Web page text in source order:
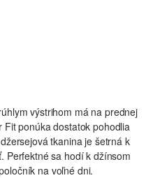
výstrihom má na prednej
ponúka dostatok pohodlia
tkanina je šetrná k
Perfektné sa hodí k džínsom
na voľné dni.